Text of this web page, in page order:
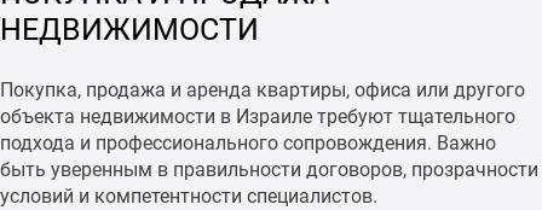
НЕДВИЖИМОСТИ
Покупка, продажа и аренда квартиры, офиса или другого
объекта недвижимости в Израиле требуют тщательного
подхода и профессионального сопровождения. Важно
быть уверенным в правильности договоров, прозрачности
условий и компетентности специалистов.